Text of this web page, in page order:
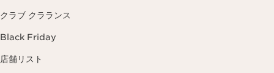
クラブ クラランス
Black Friday
店舗リスト